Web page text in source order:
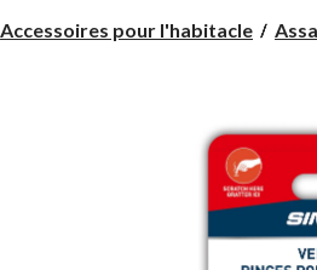
Accessoires pour l'habitacle